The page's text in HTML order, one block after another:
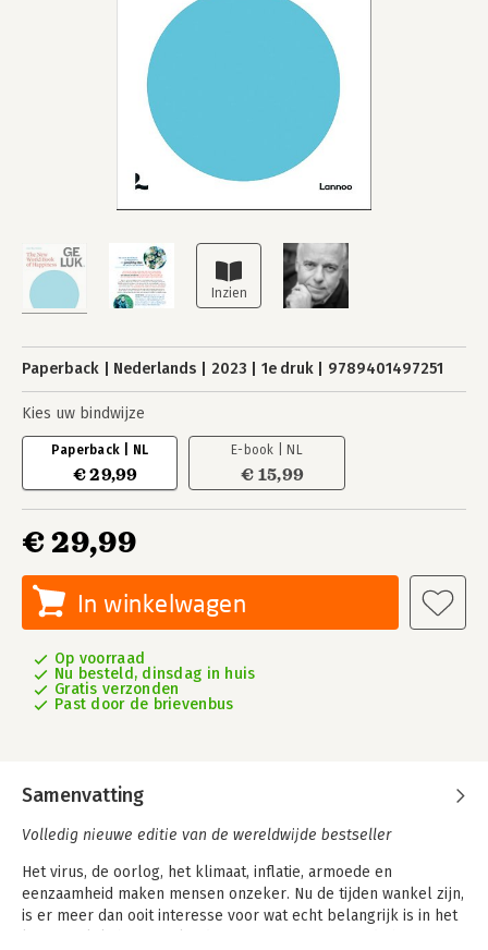
Paperback Nederlands 2023 1e druk 9789401497251
Kies uw bindwijze
Paperback | NL
€ 29,99
E-book | NL
€ 15,99
€ 29,99
In winkelwagen
Op voorraad
Nu besteld, dinsdag in huis
Gratis verzonden
Past door de brievenbus
Samenvatting
Volledig nieuwe editie van de wereldwijde bestseller
Het virus, de oorlog, het klimaat, inflatie, armoede en
eenzaamheid maken mensen onzeker. Nu de tijden wankel zijn,
is er meer dan ooit interesse voor wat echt belangrijk is in het